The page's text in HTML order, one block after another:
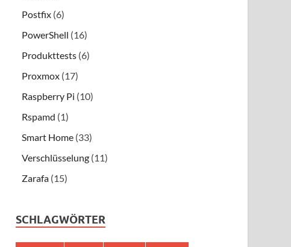
Postfix (6)
PowerShell (16)
Produkttests (6)
Proxmox (17)
Raspberry Pi (10)
Rspamd (1)
Smart Home (33)
Verschlüsselung (11)
Zarafa (15)
SCHLAGWÖRTER